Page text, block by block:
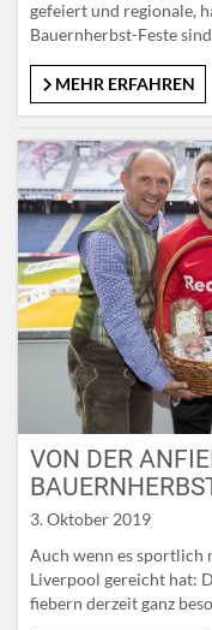
gefeiert und regionale,
Bauernherbst-Feste
und Gästen sind diese
denen es im
„Milchwirtschaft erhält
MEHR ERFAHREN
VON DER
3. Oktober 2019
Auch wenn es sportlich
Liverpool gereicht hat:
fiebern derzeit ganz